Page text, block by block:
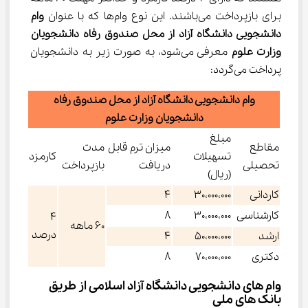
برای بازپرداخت می‌باشند. این نوع‌ وام‌ها که با عنوان
وام
دانشجویی دانشگاه آزاد از محل صندوق رفاه دانشجویان
وزارت علوم
معرفی می‌شود، به صورت زیر به دانشجویان
پرداخت می‌گردد:
وام دانشجویی دانشگاه آزاد از محل صندوق رفاه
دانشجویان وزارت علوم
مقاطع
تحصیلی
مبلغ
تسهیلات
(ریال)
میزان ترم‌ قابل
دریافت
مدت
بازپرداخت
کارمزد
کاردانی 30،000،000 4
60 ماهه
4
درصد
کارشناسی 30،000،000
8
ارشد
50،000،000
4
دکتری
70،000،000 8
وام های دانشجویی دانشگاه آزاد اسلامی از طریق
بانک های ملی